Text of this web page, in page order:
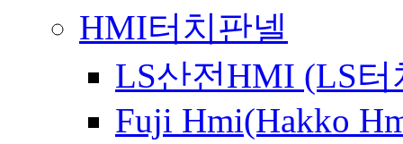
HMI터치판넬
LS산전HMI (LS
Fuji Hmi(Hakko